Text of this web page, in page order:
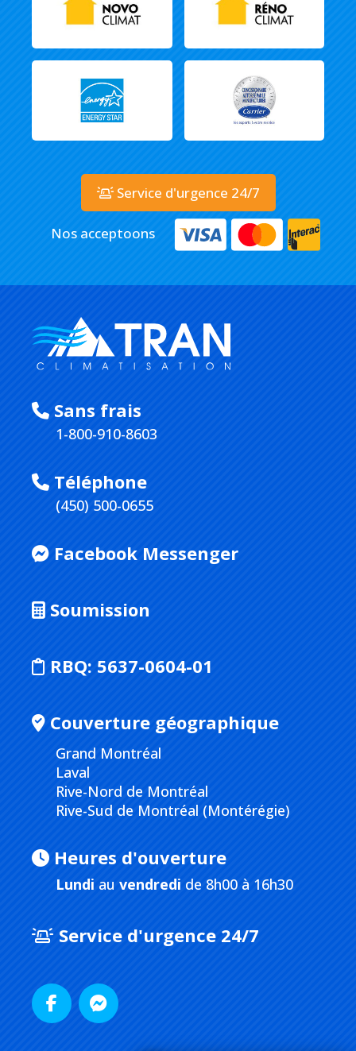
Sans frais
1-800-910-8603
Téléphone
(450) 500-0655
Facebook Messenger
Soumission
RBQ: 5637-0604-01
Couverture géographique
Grand Montréal
Laval
Rive-Nord de Montréal
Rive-Sud de Montréal (Montérégie)
Heures d'ouverture
Lundi au vendredi de 8h00 à 16h30
Service d'urgence 24/7
Service d'urgence 24/7
Nos acceptoons